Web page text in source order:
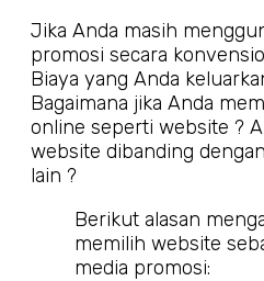
Jika Anda masih
promosi secara
Biaya yang Anda
Bagaimana jika Anda
online seperti website ?
website dibanding
lain ?
Berikut alasan
memilih website
media promosi: